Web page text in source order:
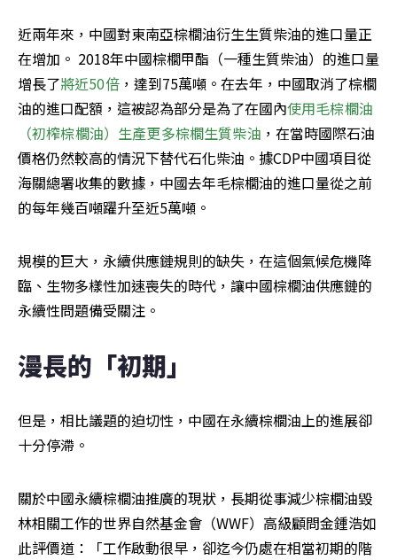
近兩年來，中國對東南亞棕櫚油衍生生質柴油的進口量正
在增加。 2018年中國棕櫚甲酯（一種生質柴油）的進口量
增長了將近50倍，達到75萬噸。在去年，中國取消了棕櫚
油的進口配額，這被認為部分是為了在國內使用毛棕櫚油
（初榨棕櫚油）生產更多棕櫚生質柴油 ，在當時國際石油
價格仍然較高的情況下替代石化柴油。據CDP中國項目從
海關總署收集的數據，中國去年毛棕櫚油的進口量從之前
的每年幾百噸躍升至近5萬噸。
規模的巨大，永續供應鏈規則的缺失，在這個氣候危機降
臨、生物多樣性加速喪失的時代，讓中國棕櫚油供應鏈的
永續性問題備受關注。
漫長的「初期」
但是，相比議題的迫切性，中國在永續棕櫚油上的進展卻
十分停滯。
關於中國永續棕櫚油推廣的現狀，長期從事減少棕櫚油毀
林相關工作的世界自然基金會（WWF）高級顧問金鍾浩如
此評價道：「工作啟動很早，卻迄今仍處在相當初期的階